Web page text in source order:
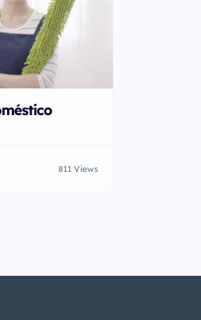
811 Views